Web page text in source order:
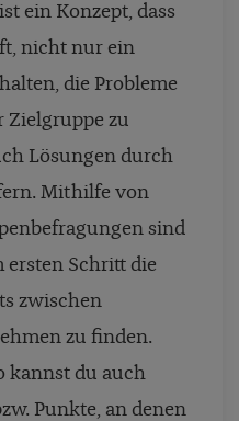
ein Konzept, dass
nicht nur ein
die Probleme
Zielgruppe zu
Lösungen durch
Mithilfe von
sind
ersten Schritt die
zwischen
zu finden.
kannst du auch
Punkte, an denen